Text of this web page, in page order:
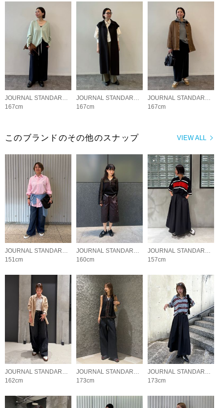
JOURNAL STANDARD LADYS
167cm
JOURNAL STANDARD LADYS
167cm
JOURNAL STANDARD LADYS
167cm
VIEW ALL
このブランドのその他のスナップ
JOURNAL STANDARD LADYS
151cm
JOURNAL STANDARD LADYS
160cm
JOURNAL STANDARD LADYS
157cm
162cm
173cm
173cm